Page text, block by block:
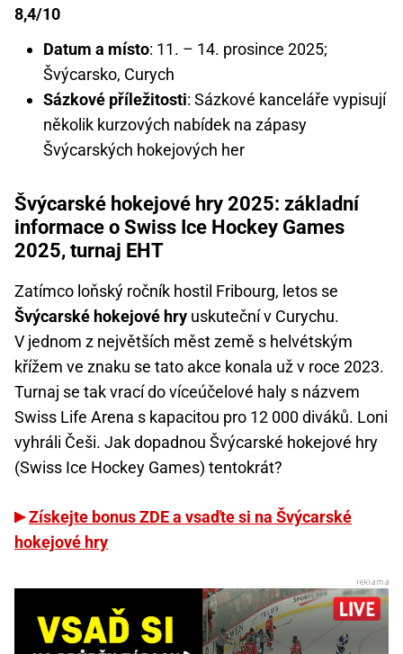
8,4/10
Datum a místo: 11. – 14. prosince 2025;
Švýcarsko, Curych
Sázkové příležitosti: Sázkové kanceláře vypisují
několik kurzových nabídek na zápasy
Švýcarských hokejových her
Švýcarské hokejové hry 2025: základní
informace o Swiss Ice Hockey Games
2025, turnaj EHT
Zatímco loňský ročník hostil Fribourg, letos se
Švýcarské hokejové hry uskuteční v Curychu.
V jednom z největších měst země s helvétským
křížem ve znaku se tato akce konala už v roce 2023.
Turnaj se tak vrací do víceúčelové haly s názvem
Swiss Life Arena s kapacitou pro 12 000 diváků. Loni
vyhráli Češi. Jak dopadnou Švýcarské hokejové hry
(Swiss Ice Hockey Games) tentokrát?
Získejte bonus ZDE a vsaďte si na Švýcarské
hokejové hry